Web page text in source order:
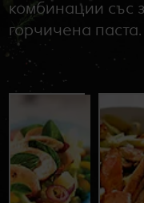
комбинации със
горчичена паста.
Зелева
салата с
пилешко
филе